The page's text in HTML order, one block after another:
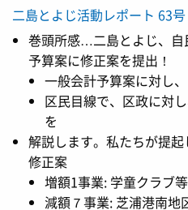
二島とよじ活動レポート 63号
巻頭所感…二島とよじ、自
予算案に修正案を提出！
一般会計予算案に対し
区民目線で、区政に対
を
解説します。私たちが提
修正案
増額1事業: 学童クラブ
減額７事業: 芝浦港南地